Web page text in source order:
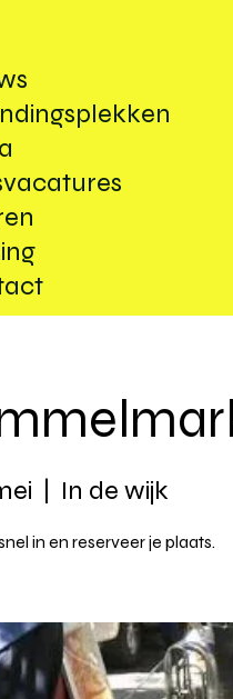
In de wijk
in en reserveer je plaats.